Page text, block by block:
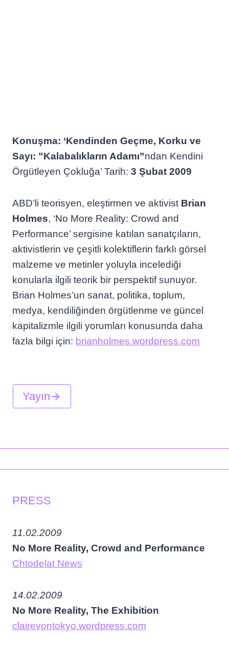
Konuşma: ‘Kendinden Geçme, Korku ve
Sayı: ”Kalabalıkların Adamı”ndan Kendini
Örgütleyen Çokluğa’ Tarih: 3 Şubat 2009
ABD’li teorisyen, eleştirmen ve aktivist Brian
Holmes, ‘No More Reality: Crowd and
Performance’ sergisine katılan sanatçıların,
aktivistlerin ve çeşitli kolektiflerin farklı görsel
malzeme ve metinler yoluyla incelediği
konularla ilgili teorik bir perspektif sunuyor.
Brian Holmes’un sanat, politika, toplum,
medya, kendiliğinden örgütlenme ve güncel
kapitalizmle ilgili yorumları konusunda daha
fazla bilgi için: brianholmes.wordpress.com
Yayın
PRESS
11.02.2009
No More Reality, Crowd and Performance
Chtodelat News
14.02.2009
No More Reality, The Exhibition
clairevontokyo.wordpress.com